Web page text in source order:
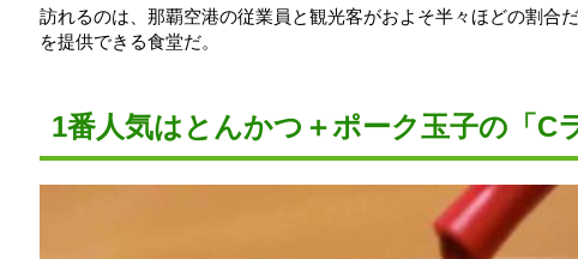
訪れるのは、那覇空港の従業員と観光客がおよそ半々ほどの割合
を提供できる食堂だ。
1番人気はとんかつ＋ポーク玉子の「C